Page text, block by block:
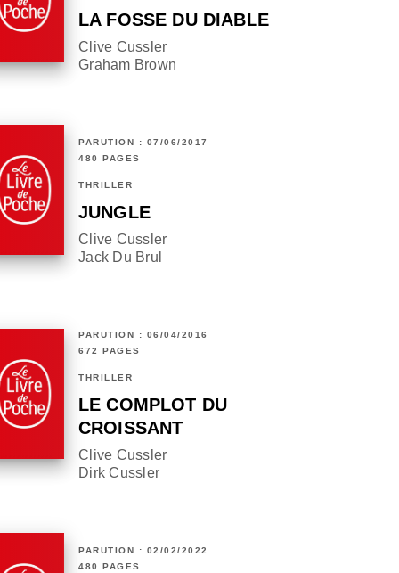
LA FOSSE DU DIABLE
Clive Cussler
Graham Brown
PARUTION : 07/06/2017
480 PAGES
THRILLER
JUNGLE
Clive Cussler
Jack Du Brul
PARUTION : 06/04/2016
672 PAGES
THRILLER
LE COMPLOT DU
CROISSANT
Clive Cussler
Dirk Cussler
PARUTION : 02/02/2022
480 PAGES